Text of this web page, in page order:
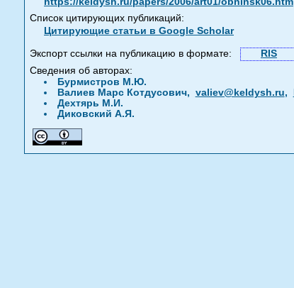
Список цитирующих публикаций:
Цитирующие статьи в Google Scholar
Экспорт ссылки на публикацию в формате: RIS
Сведения об авторах:
Бурмистров М.Ю.
Валиев Марс Котдусович, valiev@keldysh.ru,
Дехтярь М.И.
Диковский А.Я.